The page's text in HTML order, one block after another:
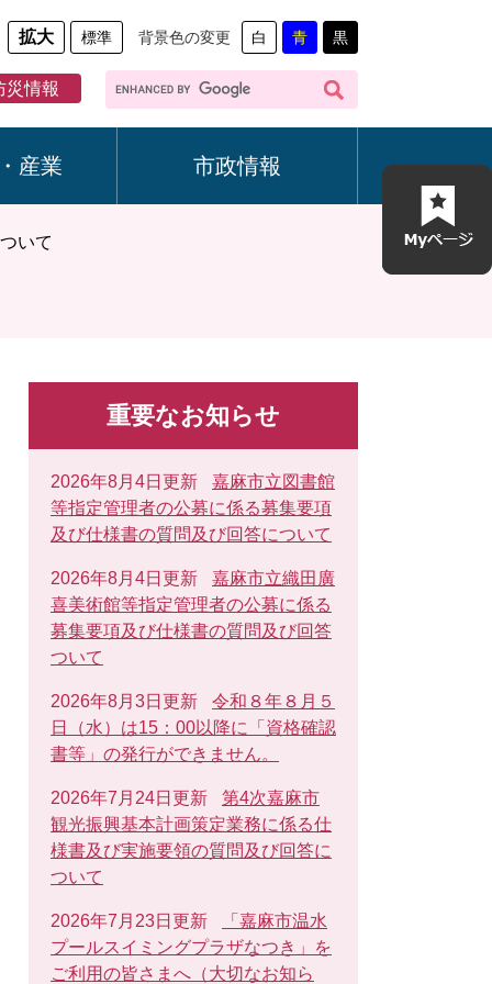
拡大 標準 背景色の変更 白 青 黒
災情報
G
o
産業 市政情報
いて
重要なお知らせ
2026年8月4日更新
嘉麻市立図書館
等指定管理者の公募に係る募集要項
及び仕様書の質問及び回答について
2026年8月4日更新
嘉麻市立織田廣
喜美術館等指定管理者の公募に係る
募集要項及び仕様書の質問及び回答
ついて
2026年8月3日更新
令和８年８月５
日（水）は15：00以降に「資格確認
書等」の発行ができません。
2026年7月24日更新
第4次嘉麻市
観光振興基本計画策定業務に係る仕
様書及び実施要領の質問及び回答に
ついて
2026年7月23日更新
「嘉麻市温水
プールスイミングプラザなつき」を
ご利用の皆さまへ（大切なお知ら